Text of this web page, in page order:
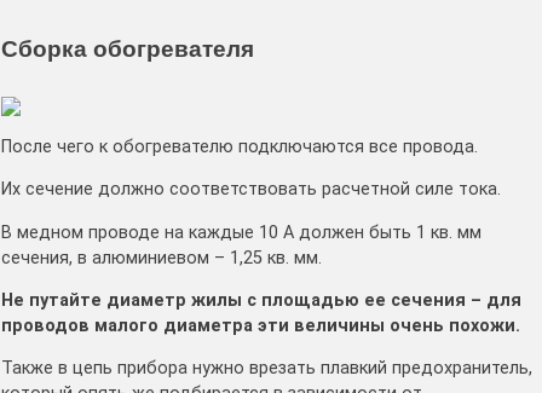
Сборка обогревателя
После чего к обогревателю подключаются все провода.
Их сечение должно соответствовать расчетной силе тока.
В медном проводе на каждые 10 А должен быть 1 кв. мм
сечения, в алюминиевом – 1,25 кв. мм.
Не путайте диаметр жилы с площадью ее сечения – для
проводов малого диаметра эти величины очень похожи.
Также в цепь прибора нужно врезать плавкий предохранитель,